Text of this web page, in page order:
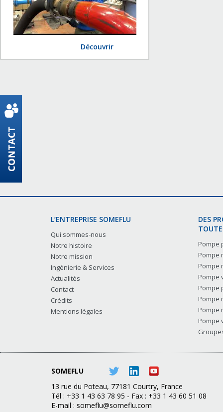
Découvrir
L’ENTREPRISE SOMEFLU
Qui sommes-nous
Notre histoire
Notre mission
Ingénierie & Services
Actualités
Contact
Crédits
Mentions légales
DES
Pompe
Pompe
Pompe
Pompe
Pompe
Pompe
Pompe
Pompe
SOMEFLU
13 rue du Poteau, 77181 Courtry, France
Tél : +33 1 43 63 78 95 - Fax : +33 1 43 60 51 08
E-mail : someflu@someflu.com